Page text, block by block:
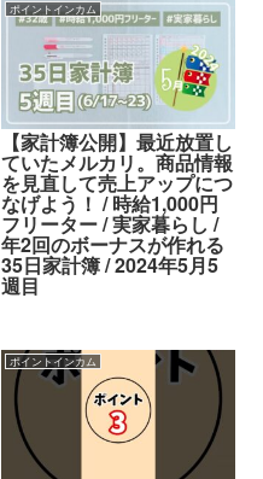
ポイントインカム
【家計簿公開】最近放置し
ていたメルカリ。商品情報
を見直して売上アップにつ
なげよう！ / 時給1,000円
フリーター / 実家暮らし /
年2回のボーナスが作れる
35日家計簿 / 2024年5月5
週目
ポイントインカム